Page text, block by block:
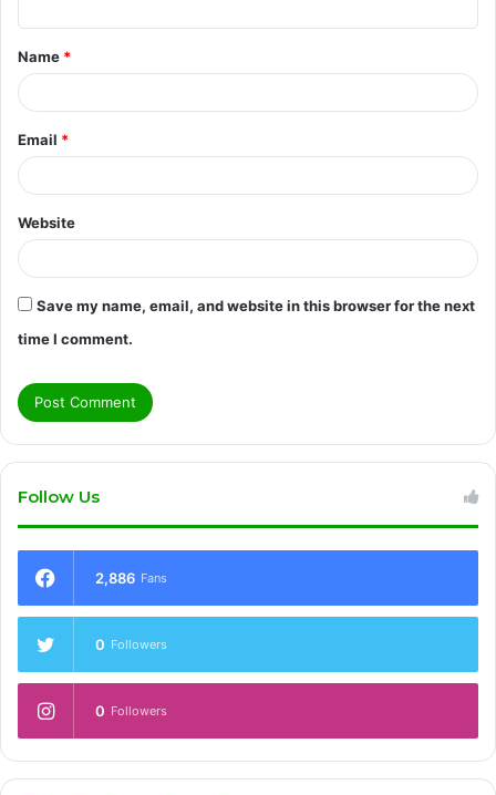
t
*
Name *
Email *
Website
Save my name, email, and website in this browser for the next
time I comment.
Follow Us
2,886 Fans
0 Followers
0 Followers